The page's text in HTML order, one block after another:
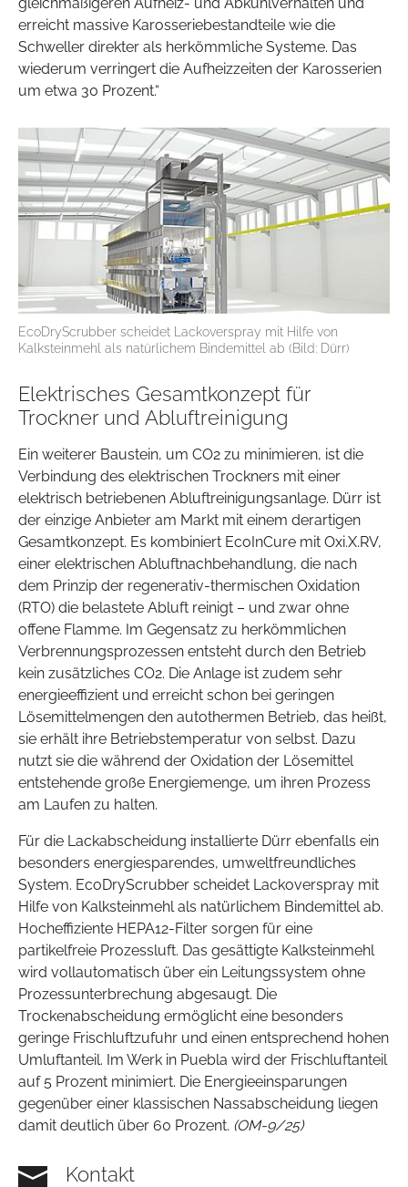
erreicht massive Karosseriebestandteile wie die
Schweller direkter als herkömmliche Systeme. Das
wiederum verringert die Aufheizzeiten der Karosserien
um etwa 30 Prozent.“
EcoDryScrubber scheidet Lackoverspray mit Hilfe von
Kalksteinmehl als natürlichem Bindemittel ab (Bild: Dürr)
Elektrisches Gesamtkonzept für
Trockner und Abluftreinigung
Ein weiterer Baustein, um CO2 zu minimieren, ist die
Verbindung des elektrischen Trockners mit einer
elektrisch betriebenen Abluftreinigungsanlage. Dürr ist
der einzige Anbieter am Markt mit einem derartigen
Gesamtkonzept. Es kombiniert EcoInCure mit Oxi.X.RV,
einer elektrischen Abluftnachbehandlung, die nach
dem Prinzip der regenerativ-thermischen Oxidation
(RTO) die belastete Abluft reinigt – und zwar ohne
offene Flamme. Im Gegensatz zu herkömmlichen
Verbrennungsprozessen entsteht durch den Betrieb
kein zusätzliches CO2. Die Anlage ist zudem sehr
energieeffizient und erreicht schon bei geringen
Lösemittelmengen den autothermen Betrieb, das heißt,
sie erhält ihre Betriebstemperatur von selbst. Dazu
nutzt sie die während der Oxidation der Lösemittel
entstehende große Energiemenge, um ihren Prozess
am Laufen zu halten.
Für die Lackabscheidung installierte Dürr ebenfalls ein
besonders energiesparendes, umweltfreundliches
System. EcoDryScrubber scheidet Lackoverspray mit
Hilfe von Kalksteinmehl als natürlichem Bindemittel ab.
Hocheffiziente HEPA12-Filter sorgen für eine
partikelfreie Prozessluft. Das gesättigte Kalksteinmehl
wird vollautomatisch über ein Leitungssystem ohne
Prozessunterbrechung abgesaugt. Die
Trockenabscheidung ermöglicht eine besonders
geringe Frischluftzufuhr und einen entsprechend hohen
Umluftanteil. Im Werk in Puebla wird der Frischluftanteil
auf 5 Prozent minimiert. Die Energieeinsparungen
gegenüber einer klassischen Nassabscheidung liegen
damit deutlich über 60 Prozent. (OM-9/25)
Kontakt